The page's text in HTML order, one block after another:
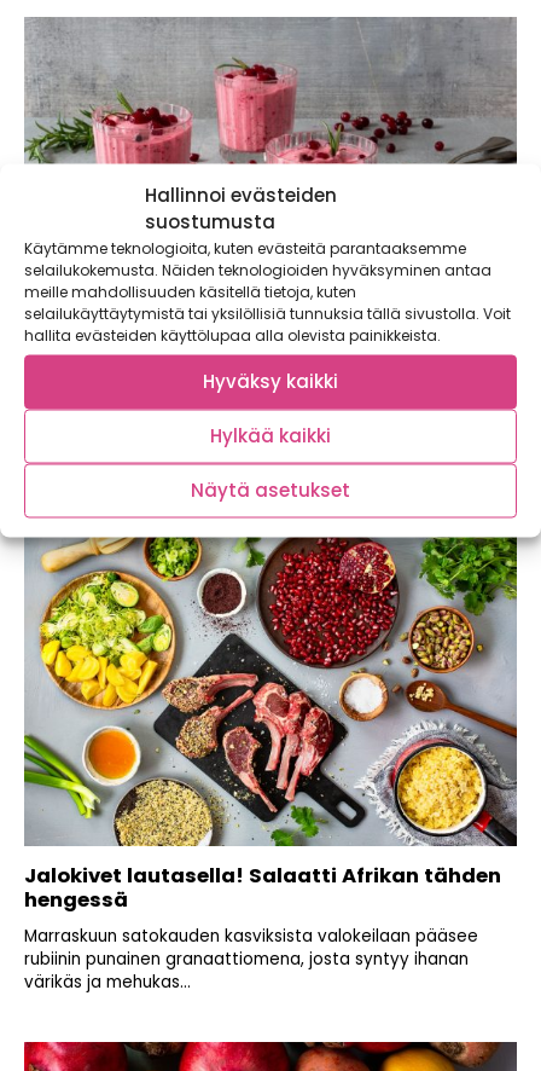
Hallinnoi evästeiden
suostumusta
Käytämme teknologioita, kuten evästeitä parantaaksemme
selailukokemusta. Näiden teknologioiden hyväksyminen antaa
meille mahdollisuuden käsitellä tietoja, kuten
selailukäyttäytymistä tai yksilöllisiä tunnuksia tällä sivustolla. Voit
hallita evästeiden käyttölupaa alla olevista painikkeista.
Hyväksy kaikki
Hylkää kaikki
Näytä asetukset
Marraskuun sydämelliset reseptit
Marraskuussa pimeyden painaessa mielialaa ja jaksamista
alaspäin kannattaa kiinnittää huomiota lautaselle.
Vaihteleva ja runsaasti...
Jalokivet lautasella! Salaatti Afrikan tähden
hengessä
Marraskuun satokauden kasviksista valokeilaan pääsee
rubiinin punainen granaattiomena, josta syntyy ihanan
värikäs ja mehukas...